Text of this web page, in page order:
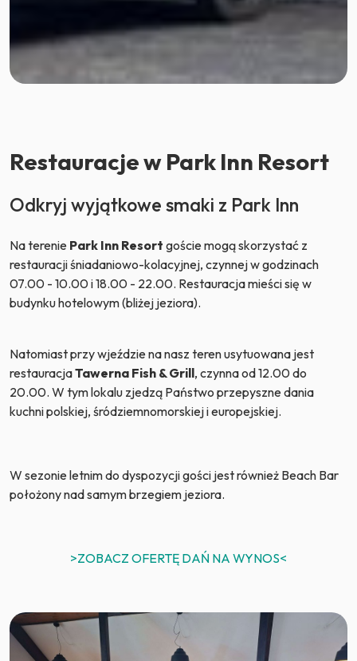
Restauracje w Park Inn Resort
Odkryj wyjątkowe smaki z Park Inn
Na terenie Park Inn Resort goście mogą skorzystać z
restauracji śniadaniowo-kolacyjnej, czynnej w godzinach
07.00 - 10.00 i 18.00 - 22.00. Restauracja mieści się w
budynku hotelowym (bliżej jeziora).
Natomiast przy wjeździe na nasz teren usytuowana jest
restauracjaTawerna Fish & Grill, czynna od 12.00 do
20.00. W tym lokalu zjedzą Państwo przepyszne dania
kuchni polskiej, śródziemnomorskiej i europejskiej.
W sezonie letnim do dyspozycji gości jest również Beach Bar
położony nad samym brzegiem jeziora.
>ZOBACZ OFERTĘ DAŃ NA WYNOS<